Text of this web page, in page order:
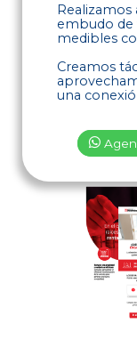
Realizamos
embudo de
medibles
Creamos
una